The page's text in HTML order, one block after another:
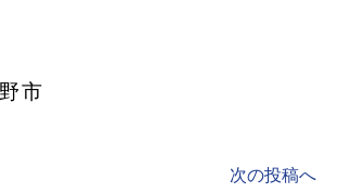
市
次の投稿へ